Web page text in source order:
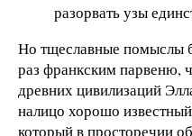
разорвать узы
Но тщеславные помыслы
раз франкским парвеню,
древних цивилизаций
налицо хорошо
который в просторечии